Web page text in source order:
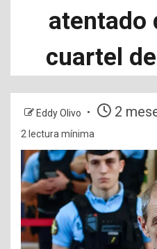
atentado
cuartel
Eddy Olivo 2
2 lectura mínima